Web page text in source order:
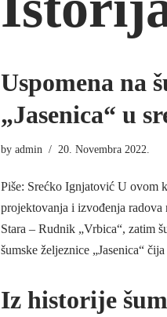
Uspomena na
„Jasenica“ u
by admin 20. Novembra 2022.
Piše: Srećko Ignjatović U ovom
projektovanja i izvođenja
Stara – Rudnik „Vrbica“, zatim
šumske željeznice „Jasenica“
Iz historije